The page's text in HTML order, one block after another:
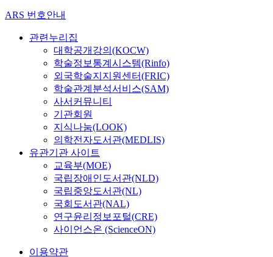
ARS 번호안내
관련누리집
대학공개강의(KOCW)
학술정보통계시스템(Rinfo)
외국학술지지원센터(FRIC)
학술관계분석서비스(SAM)
사서커뮤니티
기관회원
지식나눔(LOOK)
의학전자도서관(MEDLIS)
유관기관 사이트
교육부(MOE)
국립장애인도서관(NLD)
국립중앙도서관(NL)
국회도서관(NAL)
연구윤리정보포털(CRE)
사이언스온 (ScienceON)
이용약관